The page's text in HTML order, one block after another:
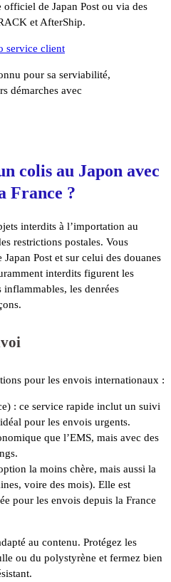
officiel de Japan Post ou via des
et AfterShip.
pour sa serviabilité,
démarches avec
colis au Japon avec
France ?
interdits à l’importation au
restrictions postales. Vous
Post et sur celui des douanes
interdits figurent les
les denrées
pour les envois internationaux :
: ce service rapide inclut un suivi
pour les envois urgents.
que l’EMS, mais avec des
la moins chère, mais aussi la
voire des mois). Elle est
pour les envois depuis la France
au contenu. Protégez les
ou du polystyrène et fermez bien